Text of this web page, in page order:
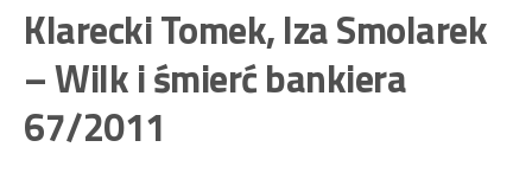
Klarecki Tomek, Iza Smolarek
– Wilk i śmierć bankiera
67/2011